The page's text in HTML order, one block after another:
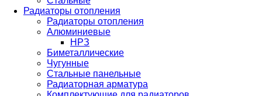
Радиаторы отопления
Радиаторы отопления
Алюминиевые
НРЗ
Биметаллические
Чугунные
Стальные панельные
Радиаторная арматура